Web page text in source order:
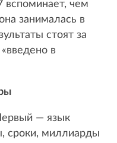
вспоминает, чем
занималась в
стоят за
в
— язык
сроки, миллиарды